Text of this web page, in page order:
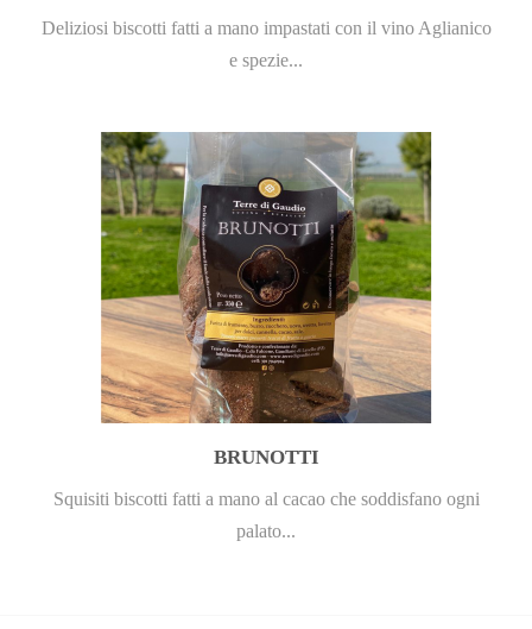
Deliziosi biscotti fatti a mano impastati con il vino Aglianico
e spezie...
BRUNOTTI
Squisiti biscotti fatti a mano al cacao che soddisfano ogni
palato...